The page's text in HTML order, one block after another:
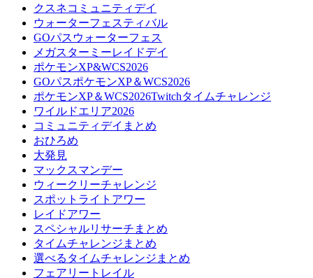
クスネコミュニティデイ
ウォーターフェスティバル
GOパスウォーターフェス
メガスターミーレイドデイ
ポケモンXP&WCS2026
GOパスポケモンXP＆WCS2026
ポケモンXP＆WCS2026Twitchタイムチャレンジ
ワイルドエリア2026
コミュニティデイまとめ
おひろめ
大発見
マックスマンデー
ウィークリーチャレンジ
スポットライトアワー
レイドアワー
スペシャルリサーチまとめ
タイムチャレンジまとめ
選べるタイムチャレンジまとめ
フェアリートレイル